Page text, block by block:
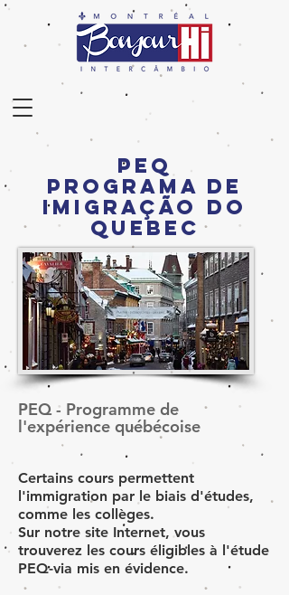
PEQ
Programa de
Imigração do
Quebec
PEQ - Programme de
l'expérience québécoise
Certains cours permettent
l'immigration par le biais d'études,
comme les collèges.
Sur notre site Internet, vous
trouverez les cours éligibles à l'étude
PEQ-via mis en évidence.